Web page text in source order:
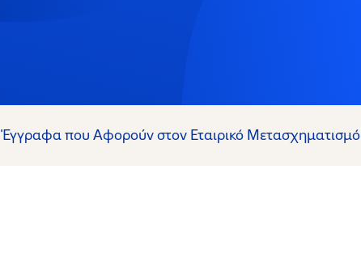
Έγγραφα που Αφορούν στον Εταιρικό Μετασχηματισμό